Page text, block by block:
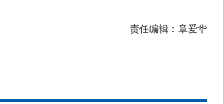
责任编辑： 章爱华